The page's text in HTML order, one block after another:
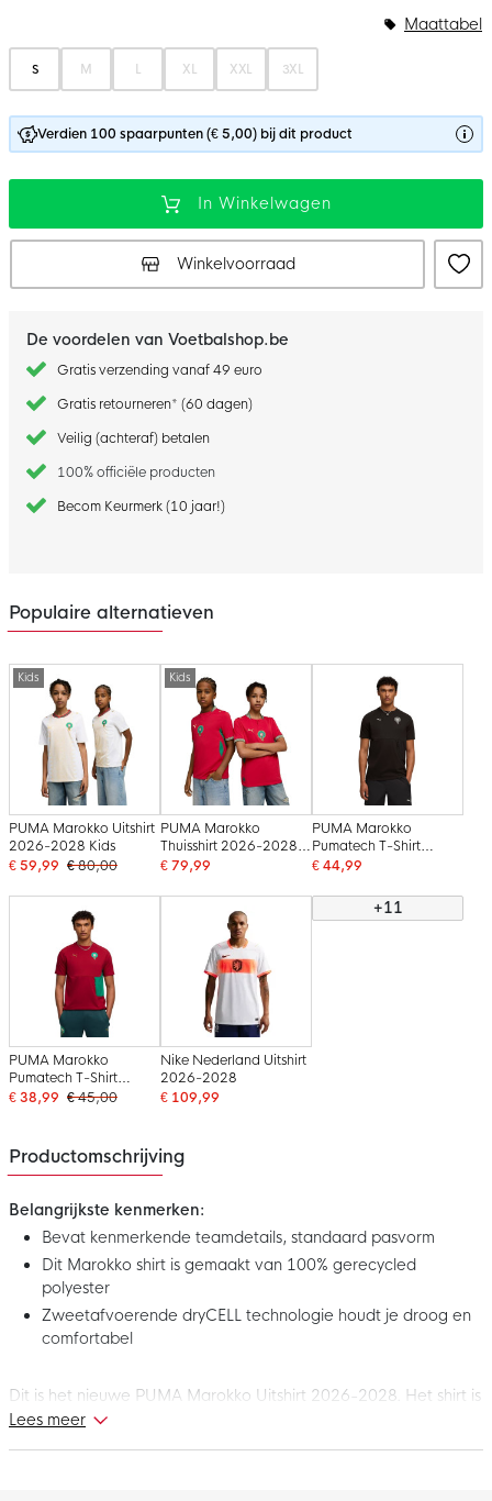
S M L XL XXL 3XL
Maattabel
Verdien 100 spaarpunten (€ 5,00) bij dit product
In Winkelwagen
Winkelvoorraad
De voordelen van Voetbalshop.be
Gratis verzending vanaf 49 euro
Gratis retourneren* (60 dagen)
Veilig (achteraf) betalen
100% officiële producten
Becom Keurmerk (10 jaar!)
Populaire alternatieven
Kids
PUMA Marokko Uitshirt
2026-2028 Kids
€ 59,99 € 80,00
Kids
PUMA Marokko
Thuisshirt 2026-2028
Kids
€ 79,99
PUMA Marokko
Pumatech T-Shirt
2026-2028 Zwart Wit
€ 44,99
PUMA Marokko
Pumatech T-Shirt
2026-2028 Rood
€ 38,99 € 45,00
Nike Nederland Uitshirt
2026-2028
€ 109,99
+11
Productomschrijving
Belangrijkste kenmerken:
Bevat kenmerkende teamdetails, standaard pasvorm
Dit Marokko shirt is gemaakt van 100% gerecycled
polyester
Zweetafvoerende dryCELL technologie houdt je droog en
comfortabel
Dit is het nieuwe PUMA Marokko Uitshirt 2026-2028. Het shirt is
geïnspireerd op de rijke Marokkaanse cultuur, met een witte
Lees meer